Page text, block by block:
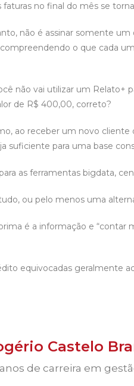
faturas no final do mês se
não é assinar somente um
o que cada
não vai utilizar um Relato+
de R$ 400,00, correto?
receber um novo cliente
suficiente para uma base
as ferramentas bigdata,
ou pelo menos uma
é a informação e “contar
equivocadas geralmente
Castelo
de carreira em